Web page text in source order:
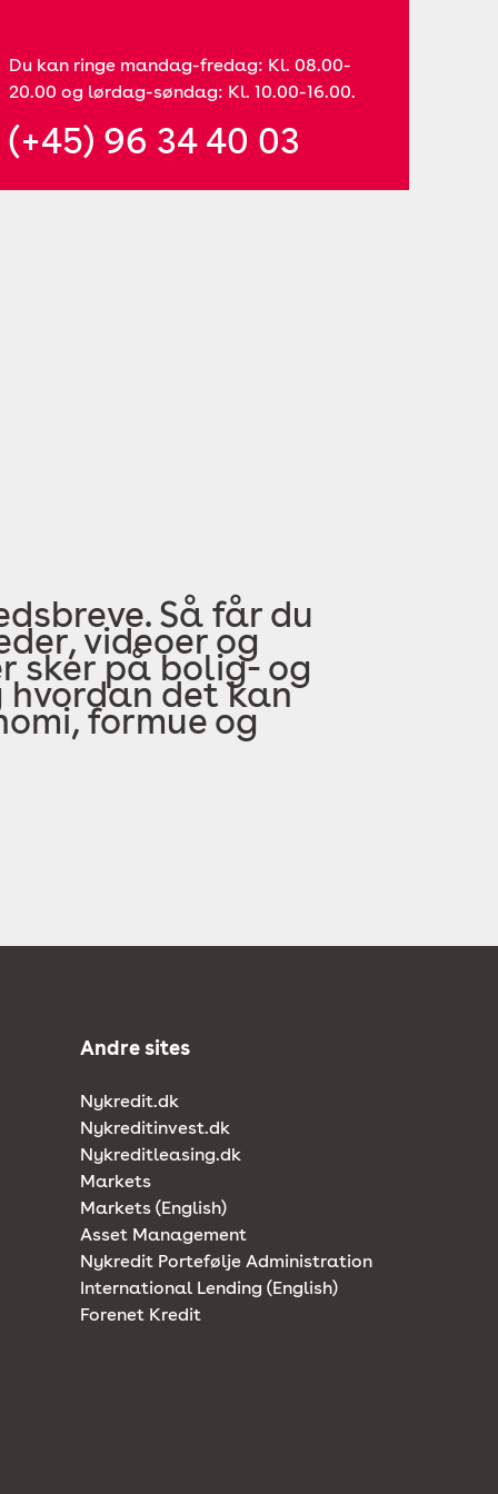
Du kan ringe mandag-fredag: Kl. 08.00-
20.00 og lørdag-søndag: Kl. 10.00-16.00.
(+45) 96 34 40 03
Så får du
videoer og
sker på bolig- og
hvordan det kan
formue og
Andre sites
Nykredit.dk
Nykreditinvest.dk
Nykreditleasing.dk
Markets
Markets (English)
Asset Management
Nykredit Portefølje Administration
International Lending (English)
Forenet Kredit